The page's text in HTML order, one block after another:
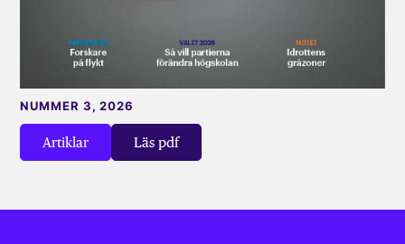
Artiklar Läs pdf
NUMMER 3, 2026